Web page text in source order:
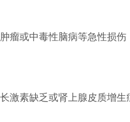
瘤或中毒性脑病等急性损
激素缺乏或肾上腺皮质增